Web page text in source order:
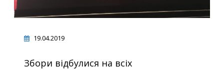
19.04.2019
Збори відбулися на всіх